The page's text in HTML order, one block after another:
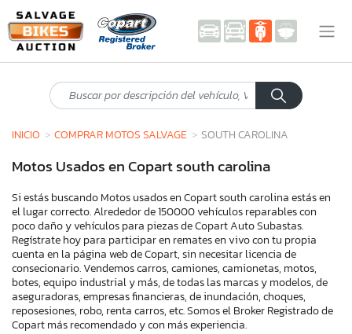
INICIO COMPRAR MOTOS SALVAGE SOUTH CAROLINA
Motos Usados en Copart south carolina
Si estás buscando Motos usados en Copart south carolina estás en
el lugar correcto. Alrededor de 150000 vehículos reparables con
poco daño y vehículos para piezas de Copart Auto Subastas.
Regístrate hoy para participar en remates en vivo con tu propia
cuenta en la página web de Copart, sin necesitar licencia de
consecionario. Vendemos carros, camiones, camionetas, motos,
botes, equipo industrial y más, de todas las marcas y modelos, de
aseguradoras, empresas financieras, de inundación, choques,
reposesiones, robo, renta carros, etc. Somos el Broker Registrado de
Copart más recomendado y con más experiencia.